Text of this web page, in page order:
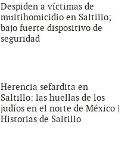
Despiden a víctimas de
multihomicidio en Saltillo;
bajo fuerte dispositivo de
seguridad
Herencia sefardita en
Saltillo: las huellas de los
judíos en el norte de México |
Historias de Saltillo